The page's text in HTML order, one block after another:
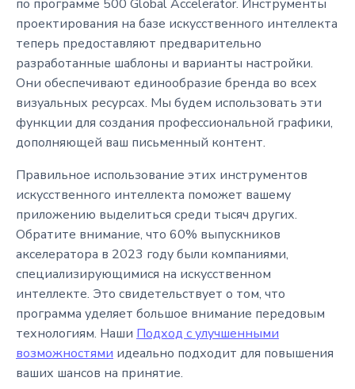
по программе 500 Global Accelerator. Инструменты
проектирования на базе искусственного интеллекта
теперь предоставляют предварительно
разработанные шаблоны и варианты настройки.
Они обеспечивают единообразие бренда во всех
визуальных ресурсах. Мы будем использовать эти
функции для создания профессиональной графики,
дополняющей ваш письменный контент.
Правильное использование этих инструментов
искусственного интеллекта поможет вашему
приложению выделиться среди тысяч других.
Обратите внимание, что 60% выпускников
акселератора в 2023 году были компаниями,
специализирующимися на искусственном
интеллекте. Это свидетельствует о том, что
программа уделяет большое внимание передовым
технологиям. Наши Подход с улучшенными
возможностями идеально подходит для повышения
ваших шансов на принятие.